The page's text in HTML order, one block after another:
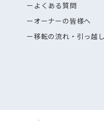
よくある質問
オーナーの皆様へ
移転の流れ・引っ越